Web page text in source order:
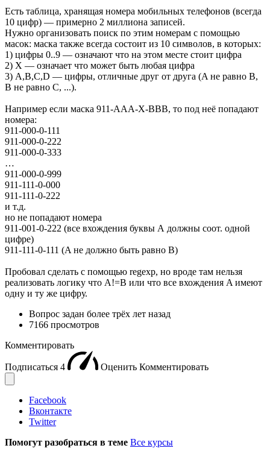
Есть таблица, хранящая номера мобильных телефонов (всегда
10 цифр) — примерно 2 миллиона записей.
Нужно организовать поиск по этим номерам с помощью
масок: маска также всегда состоит из 10 символов, в которых:
1) цифры 0..9 — означают что на этом месте стоит цифра
2) X — означает что может быть любая цифра
3) A,B,C,D — цифры, отличные друг от друга (A не равно B,
B не равно С, ...).
Например если маска 911-AAA-X-BBB, то под неё попадают
номера:
911-000-0-111
911-000-0-222
911-000-0-333
…
911-000-0-999
911-111-0-000
911-111-0-222
и т.д.
но не попадают номера
911-001-0-222 (все вхождения буквы А должны соот. одной
цифре)
911-111-0-111 (A не должно быть равно В)
Пробовал сделать с помощью regexp, но вроде там нельзя
реализовать логику что A!=B или что все вхождения A имеют
одну и ту же цифру.
Вопрос задан более трёх лет назад
7166 просмотров
Комментировать
Подписаться 4 Оценить Комментировать
Facebook
Вконтакте
Twitter
Помогут разобраться в теме Все курсы